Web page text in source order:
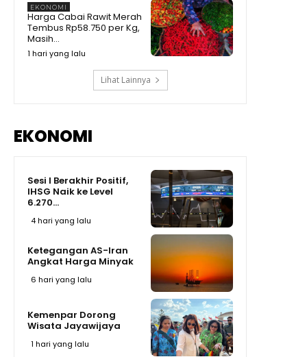
Indonesia!
Momen Prabowo Teguk Air
Olahan BRIN! Celetuk: Kalau Bu
Mega Minum, Masa Prabowo
Tidak
EKONOMI
Harga Cabai Rawit Merah
Tembus Rp58.750 per Kg,
Masih...
1 hari yang lalu
Lihat Lainnya
EKONOMI
Sesi I Berakhir Positif,
IHSG Naik ke Level
6.270...
4 hari yang lalu
Ketegangan AS-Iran
Angkat Harga Minyak
6 hari yang lalu
Kemenpar Dorong
Wisata Jayawijaya
1 hari yang lalu